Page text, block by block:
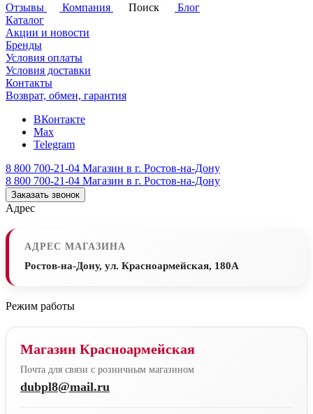
Отзывы
Компания Поиск
Блог
Каталог
Акции и новости
Бренды
Условия оплаты
Условия доставки
Контакты
Возврат, обмен, гарантия
ВКонтакте
Max
Telegram
8 800 700-21-04 Магазин в г. Ростов-на-Дону
8 800 700-21-04 Магазин в г. Ростов-на-Дону
Заказать звонок
Адрес
АДРЕС МАГАЗИНА
Ростов-на-Дону, ул. Красноармейская, 180А
Режим работы
Магазин Красноармейская
Почта для связи с розничным магазином
dubpl8@mail.ru